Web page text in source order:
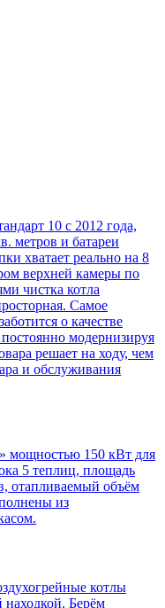
10 с 2012 года,
метров и батареи
хватает реально на 8
верхней камеры по
чистка котла
Самое
о качестве
модернизируя
решает на ходу, чем
и обслуживания
мощностью 150 кВт для
5 теплиц, площадь
отапливаемый объём
из
котлы
Берём